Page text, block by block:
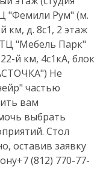
"Фемили Рум" (м.
км, д. 8с1, 2 этаж
"Мебель Парк"
й км, 4с1кА, блок
Не
частью
вам
выбрать
Стол
оставив заявку
(812) 770-77-